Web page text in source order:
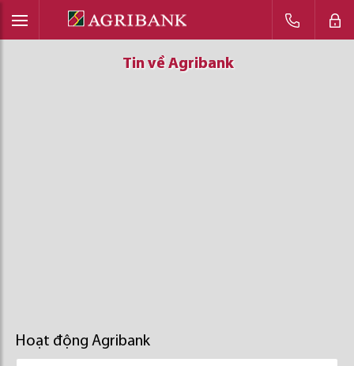
Tin về Agribank
Tin về Agribank
Tin về Agribank
Hoạt động Agribank